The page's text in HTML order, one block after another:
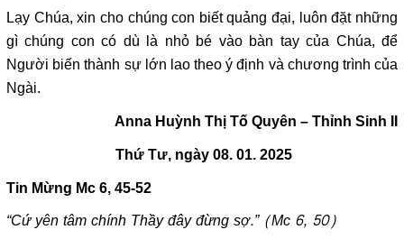
Lạy Chúa, xin cho chúng con biết quảng đại, luôn đặt những
gì chúng con có dù là nhỏ bé vào bàn tay của Chúa, để
Người biến thành sự lớn lao theo ý định và chương trình của
Ngài.
Anna Huỳnh Thị Tố Quyên – Thỉnh Sinh II
Thứ Tư, ngày 08. 01. 2025
Tin Mừng Mc 6, 45-52
“Cứ yên tâm chính Thầy đây đừng sợ.” (Mc 6, 50)